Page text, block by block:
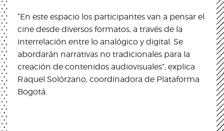
“En este espacio los participantes van a pensar el
cine desde diversos formatos, a través de la
interrelación entre lo analógico y digital. Se
abordarán narrativas no tradicionales para la
creación de contenidos audiovisuales”, explica
Raquel Solórzano, coordinadora de Plataforma
Bogotá.